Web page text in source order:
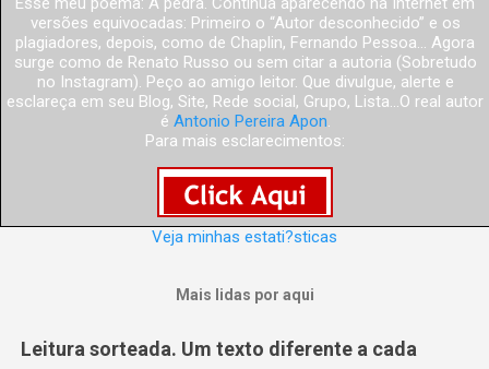
versões equivocadas: Primeiro o “Autor desconhecido” e os
plagiadores, depois, como de Chaplin, Fernando Pessoa... Agora
surge como de Renato Russo ou sem citar a autoria (Sobretudo
no Instagram). Peço ao amigo leitor. Que divulgue, alerte e
esclareça em seu Blog, Site, Rede social, Grupo, Lista...O real autor
é Antonio Pereira Apon.
Para mais esclarecimentos:
Veja minhas estati?sticas
Mais lidas por aqui
Leitura sorteada. Um texto diferente a cada